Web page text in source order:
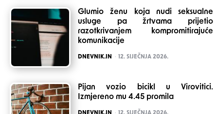
Glumio ženu koja nudi seksualne
usluge pa žrtvama prijetio
razotkrivanjem kompromitirajuće
komunikacije
POSTED
DNEVNIK.IN 12. SIJEČNJA 2026.
Pijan vozio bicikl u Virovitici.
Izmjereno mu 4.45 promila
POSTED